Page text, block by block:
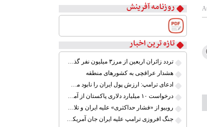
روزنامه آفرینش
۱
۴
۵
۶
۷
۸
تازه ترین اخبار
تردد زائران اربعین از مرز۳ میلیون نفر گذشت
هشدار عراقچی به کشورهای منطقه
ادعای ترامپ: ارزش پول ایران را نابود می‌کنم
درخواست ۱۰ میلیارد دلاری پاکستان از آمریکا در ازای میانجی‌گری در مذاکرات ایران
روبیو از «فشار حداکثری» علیه ایران و تلاش برای توافق سخن گفت
جنگ افروزی ترامپ علیه ایران جان آمریکایی‌ها را به خطر می‌اندازد